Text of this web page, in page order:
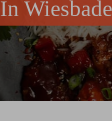
In